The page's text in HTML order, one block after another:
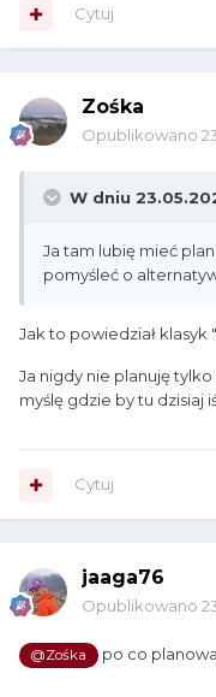
Cytuj
Zośka
Opublikowano
W dniu
Ja tam lubię mieć
pomyśleć o
Jak to powiedział klasyk
Ja nigdy nie planuję
myślę gdzie by tu dzisiaj
Cytuj
jaaga76
Opublikowano
@Zośka po co